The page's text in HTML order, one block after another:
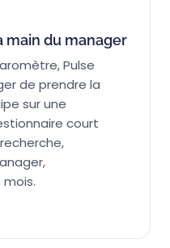
main du manager
Pulse
de prendre la
sur une
court